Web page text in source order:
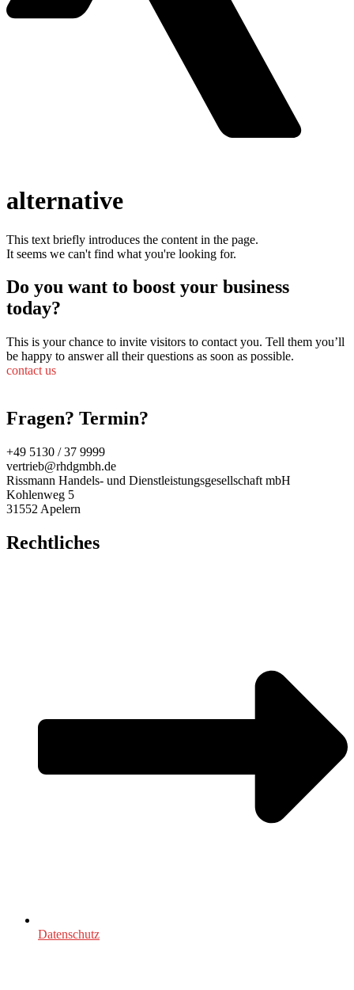
alternative
This text briefly introduces the content in the page.
It seems we can't find what you're looking for.
Do you want to boost your business
today?
This is your chance to invite visitors to contact you. Tell them you’ll
be happy to answer all their questions as soon as possible.
contact us
Fragen? Termin?
+49 5130 / 37 9999
vertrieb@rhdgmbh.de
Rissmann Handels- und Dienstleistungsgesellschaft mbH
Kohlenweg 5
31552 Apelern
Rechtliches
Datenschutz